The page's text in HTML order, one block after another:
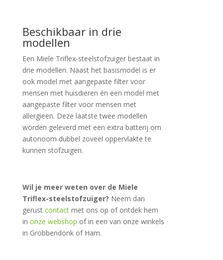
Beschikbaar in drie
modellen
Een Miele Triflex-steelstofzuiger bestaat in
drie modellen. Naast het basismodel is er
ook model met aangepaste filter voor
mensen met huisdieren én een model met
aangepaste filter voor mensen met
allergieën. Deze laatste twee modellen
worden geleverd met een extra batterij om
autonoom dubbel zoveel oppervlakte te
kunnen stofzuigen.
Wil je meer weten over de Miele
Triflex-steelstofzuiger? Neem dan
gerust contactmet ons op of ontdek hem
in onze webshop of in een van onze winkels
in Grobbendonk of Ham.